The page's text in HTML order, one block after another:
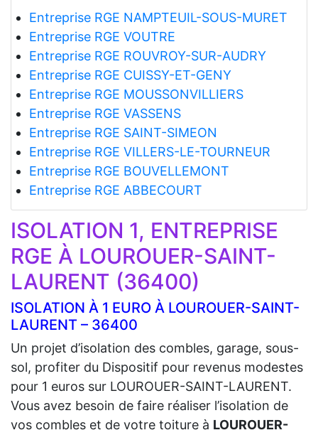
Entreprise RGE NAMPTEUIL-SOUS-MURET
Entreprise RGE VOUTRE
Entreprise RGE ROUVROY-SUR-AUDRY
Entreprise RGE CUISSY-ET-GENY
Entreprise RGE MOUSSONVILLIERS
Entreprise RGE VASSENS
Entreprise RGE SAINT-SIMEON
Entreprise RGE VILLERS-LE-TOURNEUR
Entreprise RGE BOUVELLEMONT
Entreprise RGE ABBECOURT
ISOLATION 1, ENTREPRISE
RGE À LOUROUER-SAINT-
LAURENT (36400)
ISOLATION À 1 EURO À LOUROUER-SAINT-
LAURENT – 36400
Un projet d’isolation des combles, garage, sous-
sol, profiter du Dispositif pour revenus modestes
pour 1 euros sur LOUROUER-SAINT-LAURENT.
Vous avez besoin de faire réaliser l’isolation de
vos combles et de votre toiture à LOUROUER-